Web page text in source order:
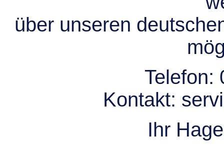
über unseren
Telefon:
Kontakt:
Ihr